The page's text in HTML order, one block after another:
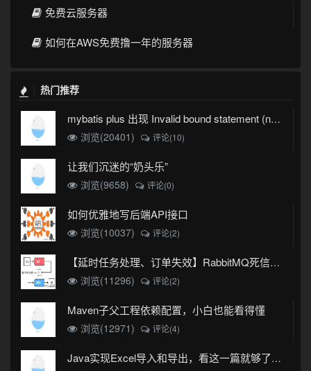
免费云服务器
如何在AWS免费撸一年的服务器
热门推荐
mybatis plus 出现 Invalid bound statement (not found)
浏览(20401)
评论(10)
让我们沉迷的“奶头乐”
浏览(9658) 评论(0)
如何优雅地写后端API接口
浏览(10037) 评论(2)
【延时任务处理、订单失效】RabbitMQ死信队列实现
浏览(11296)
评论(2)
Maven子父工程依赖配置，小白也能看得懂
浏览(12971) 评论(4)
Java实现Excel导入和导出，看这一篇就够了(珍藏版)